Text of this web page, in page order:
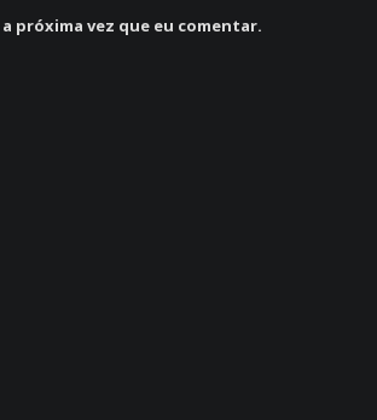
próxima vez que eu comentar.